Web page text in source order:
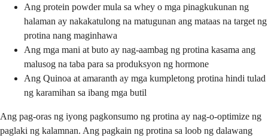
Ang protein powder mula sa whey o mga pinagkukunan ng
halaman ay nakakatulong na matugunan ang mataas na target ng
protina nang maginhawa
Ang mga mani at buto ay nag-aambag ng protina kasama ang
malusog na taba para sa produksyon ng hormone
Ang Quinoa at amaranth ay mga kumpletong protina hindi tulad
ng karamihan sa ibang mga butil
Ang pag-oras ng iyong pagkonsumo ng protina ay nag-o-optimize ng
paglaki ng kalamnan. Ang pagkain ng protina sa loob ng dalawang